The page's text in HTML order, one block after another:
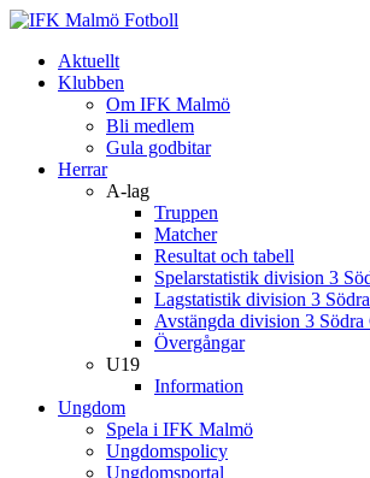
Aktuellt
Klubben
Om IFK Malmö
Bli medlem
Gula godbitar
Herrar
A-lag
Truppen
Matcher
Resultat och tabell
Spelarstatistik division 3
Lagstatistik division 3
Avstängda division 3 Södra
Övergångar
U19
Information
Ungdom
Spela i IFK Malmö
Ungdomspolicy
Ungdomsportal